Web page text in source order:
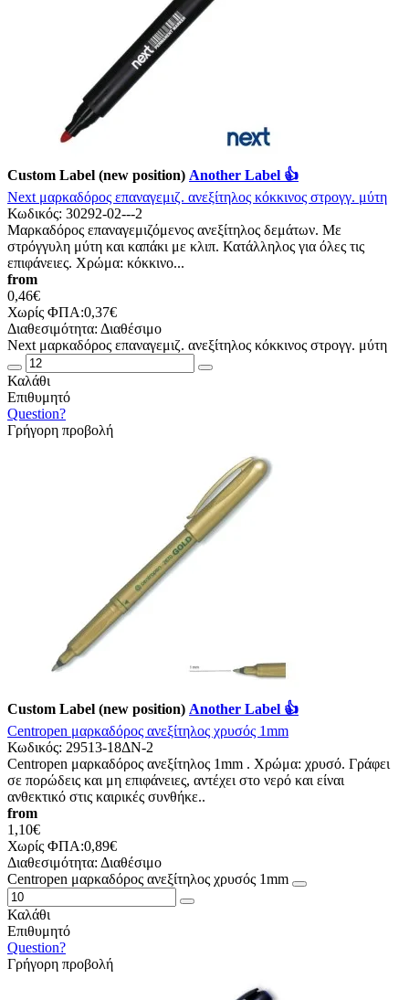
Custom Label (new position) Another Label 👍
Next μαρκαδόρος επαναγεμιζ. ανεξίτηλος κόκκινος στρογγ. μύτη
Κωδικός: 30292-02---2
Μαρκαδόρος επαναγεμιζόμενος ανεξίτηλος δεμάτων. Με
στρόγγυλη μύτη και καπάκι με κλιπ. Κατάλληλος για όλες τις
επιφάνειες. Χρώμα: κόκκινο...
from
0,46€
Χωρίς ΦΠΑ:0,37€
Διαθεσιμότητα: Διαθέσιμο
Next μαρκαδόρος επαναγεμιζ. ανεξίτηλος κόκκινος στρογγ. μύτη
Καλάθι
Επιθυμητό
Question?
Γρήγορη προβολή
Custom Label (new position) Another Label 👍
Centropen μαρκαδόρος ανεξίτηλος χρυσός 1mm
Κωδικός: 29513-18ΔΝ-2
Centropen μαρκαδόρος ανεξίτηλος 1mm . Χρώμα: χρυσό. Γράφει
σε πορώδεις και μη επιφάνειες, αντέχει στο νερό και είναι
ανθεκτικό στις καιρικές συνθήκε..
from
1,10€
Χωρίς ΦΠΑ:0,89€
Διαθεσιμότητα: Διαθέσιμο
Centropen μαρκαδόρος ανεξίτηλος χρυσός 1mm
Καλάθι
Επιθυμητό
Question?
Γρήγορη προβολή